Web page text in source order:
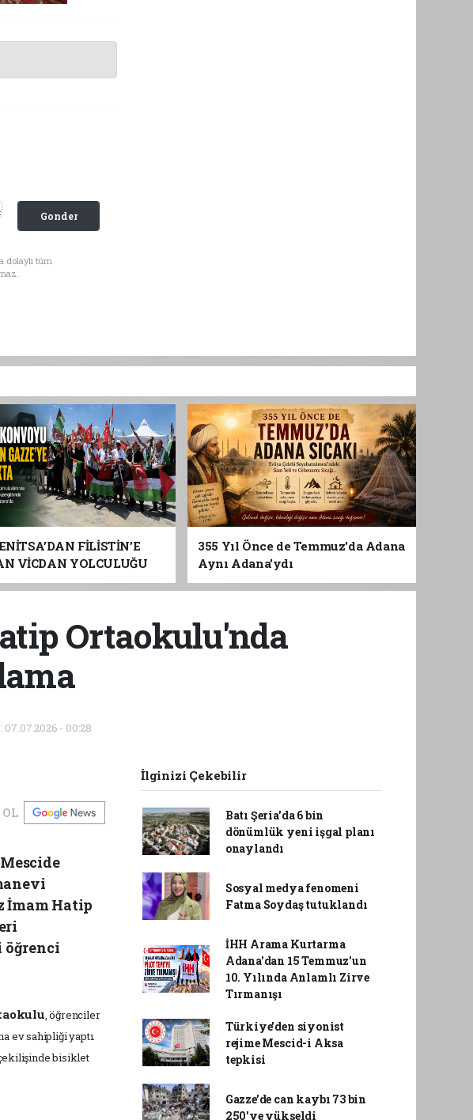
Gonder
dolaylı tüm
FİLİSTİN’E
VİCDAN YOLCULUĞU
GELİYOR
355 Yıl Önce de Temmuz'da Adana
Aynı Adana'ydı
Ortaokulu'nda
07.07.2026 - 00:28
OL
İmam Hatip
öğrenci
, öğrenciler
ev sahipliği yaptı.
bisiklet
İlginizi Çekebilir
Batı Şeria'da 6 bin
dönümlük yeni işgal planı
onaylandı
Sosyal medya fenomeni
Fatma Soydaş tutuklandı
İHH Arama Kurtarma
Adana'dan 15 Temmuz'un
10. Yılında Anlamlı Zirve
Tırmanışı
Türkiye'den siyonist
rejime Mescid-i Aksa
tepkisi
Gazze’de can kaybı 73 bin
250'ye yükseldi